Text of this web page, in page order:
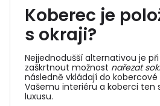
Koberec je
s okraji?
Nejjednodušší alternativou je
zaškrtnout možnost nařezat
následně vkládají do kobercové
Vašemu interiéru a koberci ten
luxusu.